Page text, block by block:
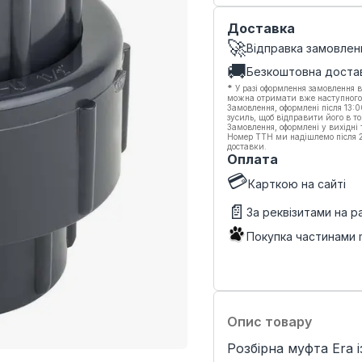
Доставка
🚀Відправка
🚚Безкоштовна
* У разі оформлення
можна отримати вже
Замовлення, оформлені після
зусиль, щоб відправити його в
Замовлення, оформлені у
Номер ТТН ми надішлемо після
доставки.
Оплата
💳Карткою на сайті
📄 За реквізитами на
Покупка частинами
Опис товару
Розбірна муфта Era